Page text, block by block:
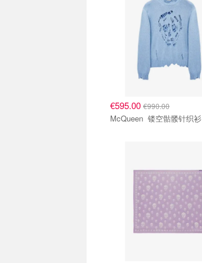
€595.00 €990.00
McQueen 镂空骷髅针织衫